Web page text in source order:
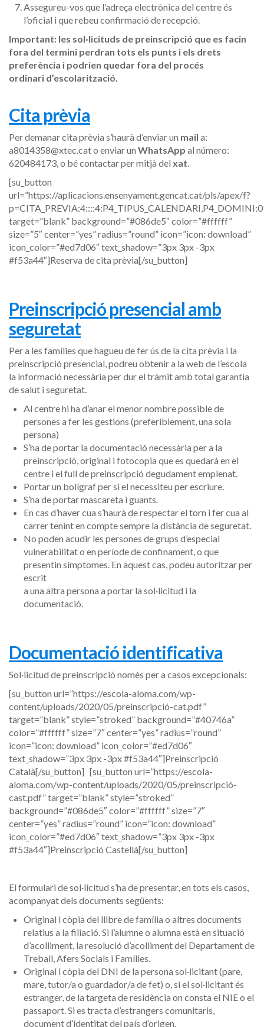
Assegureu-vos que l’adreça electrònica del centre és
l’oficial i que rebeu confirmació de recepció.
Important: les sol·licituds de preinscripció que es facin
fora del termini perdran tots els punts i els drets
preferència i podrien quedar fora del procés
ordinari d’escolarització.
Cita prèvia
Per demanar cita prèvia s’haurà d’enviar un mail a:
a8014358@xtec.cat o enviar un WhatsApp al número:
620484173, o bé contactar per mitjà del xat.
[su_button
url=”https://aplicacions.ensenyament.gencat.cat/pls/apex/f?
target=”blank” background=”#086de5″ color=”#ffffff”
size=”5″ center=”yes” radius=”round” icon=”icon: download”
icon_color=”#ed7d06″ text_shadow=”3px 3px -3px
#f53a44″]Reserva de cita prèvia[/su_button]
Preinscripció presencial amb
seguretat
Per a les famílies que hagueu de fer ús de la cita prèvia i la
preinscripció presencial, podreu obtenir a la web de l’escola
la informació necessària per dur el tràmit amb total garantia
de salut i seguretat.
Al centre hi ha d’anar el menor nombre possible de
persones a fer les gestions (preferiblement, una sola
persona)
S’ha de portar la documentació necessària per a la
preinscripció, original i fotocopia que es quedarà en el
centre i el full de preinscripció degudament emplenat.
Portar un bolígraf per si el necessiteu per escriure.
S’ha de portar mascareta i guants.
En cas d’haver cua s’haurà de respectar el torn i fer cua al
carrer tenint en compte sempre la distància de seguretat.
No poden acudir les persones de grups d’especial
vulnerabilitat o en període de confinament, o que
presentin símptomes. En aquest cas, podeu autoritzar per
escrit
a una altra persona a portar la sol·licitud i la
documentació.
Documentació identificativa
Sol·licitud de preinscripció només per a casos excepcionals:
[su_button url=”https://escola-aloma.com/wp-
content/uploads/2020/05/preinscripció-cat.pdf”
target=”blank” style=”stroked” background=”#40746a”
color=”#ffffff” size=”7″ center=”yes” radius=”round”
icon=”icon: download” icon_color=”#ed7d06″
text_shadow=”3px 3px -3px #f53a44″]Preinscripció
Català[/su_button] [su_button url=”https://escola-
aloma.com/wp-content/uploads/2020/05/preinscripció-
cast.pdf” target=”blank” style=”stroked”
background=”#086de5″ color=”#ffffff” size=”7″
center=”yes” radius=”round” icon=”icon: download”
icon_color=”#ed7d06″ text_shadow=”3px 3px -3px
#f53a44″]Preinscripció Castellà[/su_button]
El formulari de sol·licitud s’ha de presentar, en tots els casos,
acompanyat dels documents següents:
Original i còpia del llibre de família o altres documents
relatius a la filiació. Si l’alumne o alumna està en situació
d’acolliment, la resolució d’acolliment del Departament de
Treball, Afers Socials i Famílies.
Original i còpia del DNI de la persona sol·licitant (pare,
mare, tutor/a o guardador/a de fet) o, si el sol·licitant és
estranger, de la targeta de residència on consta el NIE o el
passaport. Si es tracta d’estrangers comunitaris,
document d’identitat del país d’origen.